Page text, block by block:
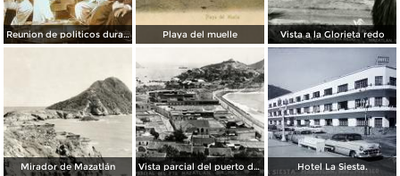
Reunion de politicos durante La Revolucion Mexicana 16 de Agosto de 1913 Playa del muelle Vista a la Glorieta redo
Mirador de Mazatlán Vista parcial del puerto de Mazatlán Hotel La Siesta.